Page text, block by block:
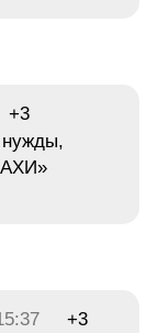
+3
нужды,
+3